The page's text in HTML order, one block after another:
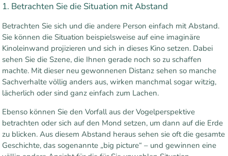
1. Betrachten Sie die Situation mit Abstand
Betrachten Sie sich und die andere Person einfach mit Abstand.
Sie können die Situation beispielsweise auf eine imaginäre
Kinoleinwand projizieren und sich in dieses Kino setzen. Dabei
sehen Sie die Szene, die Ihnen gerade noch so zu schaffen
machte. Mit dieser neu gewonnenen Distanz sehen so manche
Sachverhalte völlig anders aus, wirken manchmal sogar witzig,
lächerlich oder sind ganz einfach zum Lachen.
Ebenso können Sie den Vorfall aus der Vogelperspektive
betrachten oder sich auf den Mond setzen, um dann auf die Erde
zu blicken. Aus diesem Abstand heraus sehen sie oft die gesamte
Geschichte, das sogenannte „big picture“ – und gewinnen eine